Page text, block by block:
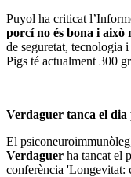
Puyol ha criticat
porcí no és bona i això
de seguretat, tecnologia
Pigs té actualment 300
Verdaguer tanca el
El
Verdaguer ha tancat el
conferència 'Longevitat: